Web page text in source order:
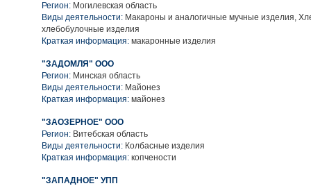
Регион: Могилевская область
Виды деятельности: Макароны и аналогичные мучные изделия,
хлебобулочные изделия
Краткая информация: макаронные изделия
"ЗАДОМЛЯ" ООО
Регион: Минская область
Виды деятельности: Майонез
Краткая информация: майонез
"ЗАОЗЕРНОЕ" ООО
Регион: Витебская область
Виды деятельности: Колбасные изделия
Краткая информация: копчености
"ЗАПАДНОЕ" УПП